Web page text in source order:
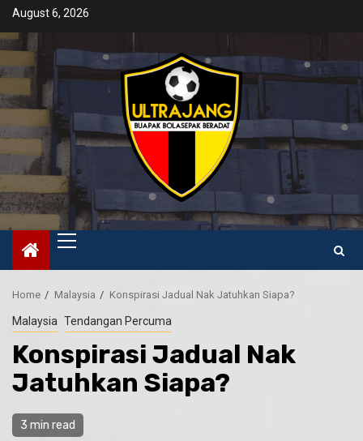
SkipAugust 6, 2026
Primary
Home Malaysia Konspirasi Jadual Nak Jatuhkan Siapa?
Malaysia Tendangan Percuma
Konspirasi Jadual Nak
Jatuhkan Siapa?
3 min read